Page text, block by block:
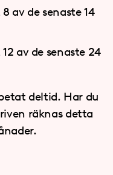
av de senaste 14
av de senaste 24
deltid. Har du
räknas detta